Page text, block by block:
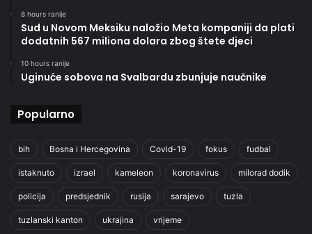
8 hours ranije
Sud u Novom Meksiku naložio Meta kompaniji da plati
dodatnih 567 miliona dolara zbog štete djeci
10 hours ranije
Uginuće sobova na Svalbardu zbunjuje naučnike
Popularno
bih Bosna i Hercegovina Covid-19 fokus fudbal
istaknuto izrael kameleon koronavirus milorad dodik
policija predsjednik rusija sarajevo tuzla
tuzlanski kanton ukrajina vrijeme